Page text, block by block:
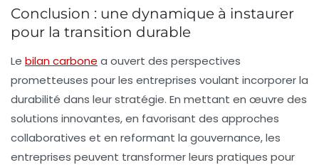
Conclusion : une dynamique à instaurer
pour la transition durable
Le bilan carbone a ouvert des perspectives
prometteuses pour les entreprises voulant incorporer la
durabilité dans leur stratégie. En mettant en œuvre des
solutions innovantes, en favorisant des approches
collaboratives et en reformant la gouvernance, les
entreprises peuvent transformer leurs pratiques pour